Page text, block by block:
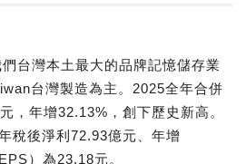
台灣本土最大的品牌記憶儲存業
台灣製造為主。2025全年合併
，年增32.13%，創下歷史新高。
稅後淨利72.93億元、年增
）為23.18元。